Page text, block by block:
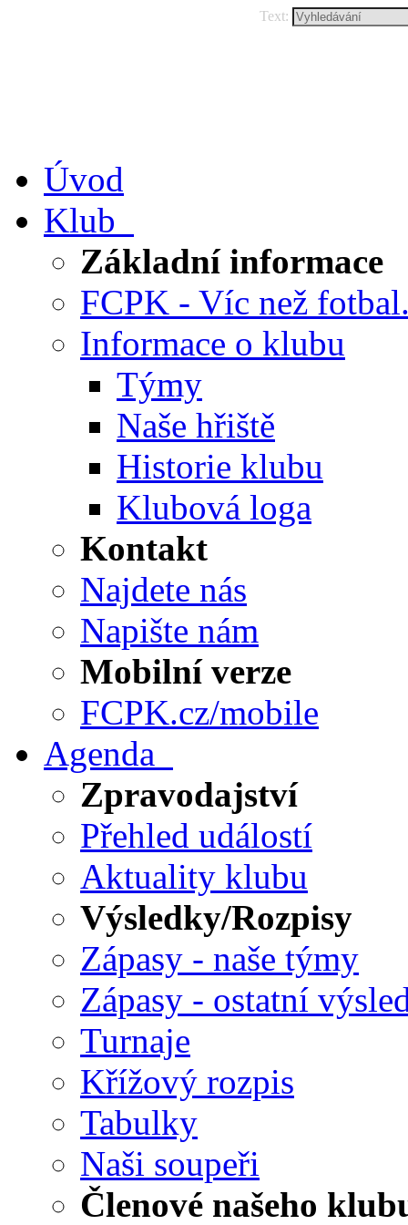
Text:
Úvod
Klub
Základní informace
FCPK - Víc než
Informace o klubu
Týmy
Naše hřiště
Historie klubu
Klubová loga
Kontakt
Najdete nás
Napište nám
Mobilní verze
FCPK.cz/mobile
Agenda
Zpravodajství
Přehled událostí
Aktuality klubu
Výsledky/Rozpisy
Zápasy - naše týmy
Zápasy - ostatní
Turnaje
Křížový rozpis
Tabulky
Naši soupeři
Členové našeho